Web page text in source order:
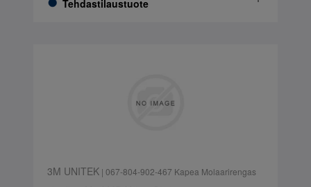
Tehdastilaustuote
3M UNITEK| 067-804-902-467 Kapea Molaarirengas